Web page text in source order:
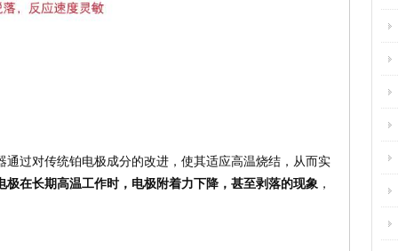
过对传统铂电极成分的改进，使其适应高温烧结，从而实
极在长期高温工作时，电极附着力下降，甚至剥落的现象 ，